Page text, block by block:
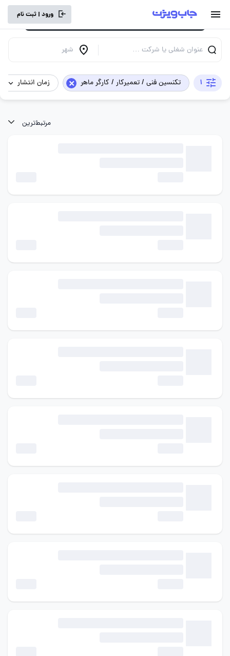
ورود | ثبت نام
عنوان شغلی یا شرکت … شهر
1 تکنسین فنی / تعمیرکار / کارگر ماهر × زمان انتشار
برای تجربه کاربری بهتر و سرعت بالاتر، vpn
خود را خاموش کنید.